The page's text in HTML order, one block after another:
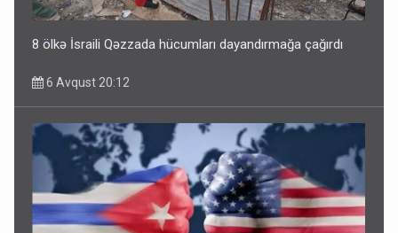
8 ölkə İsraili Qəzzada hücumları dayandırmağa çağırdı
6 Avqust 20:12